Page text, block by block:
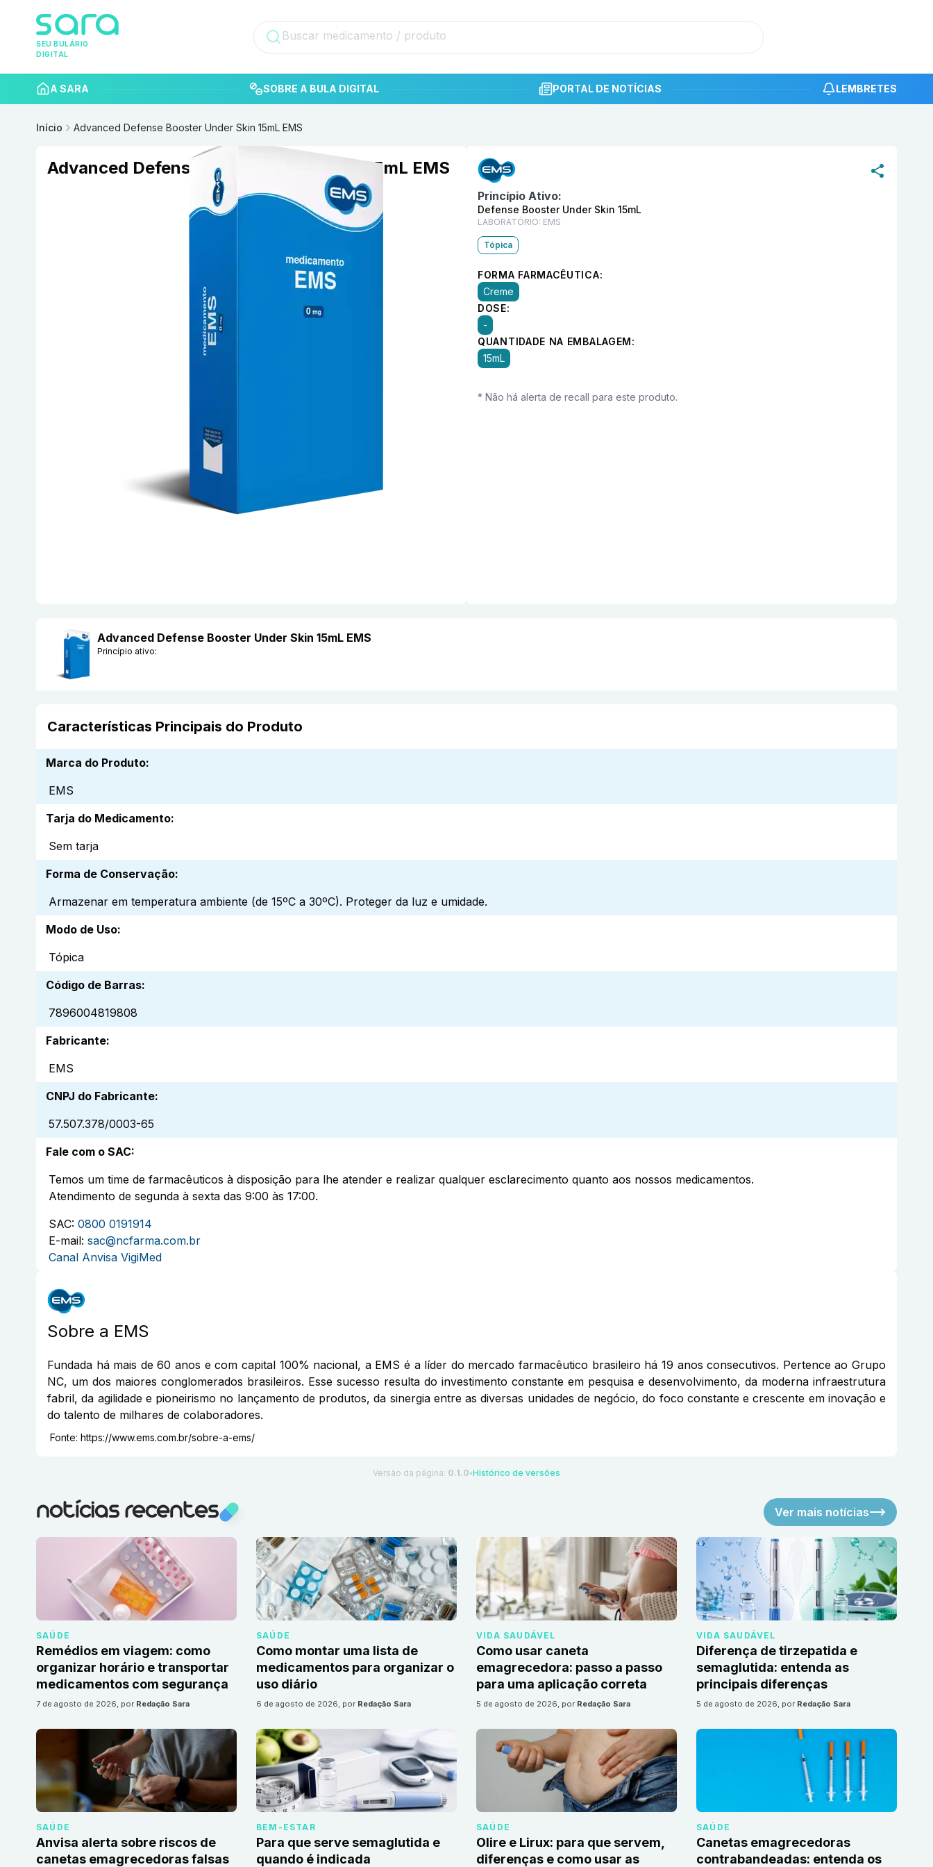
SEU BULÁRIO
DIGITAL
A SARA SOBRE A BULA DIGITAL PORTAL DE NOTÍCIAS LEMBRETES
Início Advanced Defense Booster Under Skin 15mL EMS
Advanced Defense Booster Under Skin 15mL EMS
Princípio Ativo:
Defense Booster Under Skin 15mL
LABORATÓRIO: EMS
Tópica
FORMA FARMACÊUTICA:
Creme
DOSE:
-
QUANTIDADE NA EMBALAGEM:
15mL
* Não há alerta de recall para este produto.
Advanced Defense Booster Under Skin 15mL EMS
Princípio ativo:
Características Principais do Produto
Marca do Produto:
EMS
Tarja do Medicamento:
Sem tarja
Forma de Conservação:
Armazenar em temperatura ambiente (de 15ºC a 30ºC). Proteger da luz e umidade.
Modo de Uso:
Tópica
Código de Barras:
7896004819808
Fabricante:
EMS
CNPJ do Fabricante:
57.507.378/0003-65
Fale com o SAC:
Temos um time de farmacêuticos à disposição para lhe atender e realizar qualquer esclarecimento quanto aos nossos medicamentos.
Atendimento de segunda à sexta das 9:00 às 17:00.
SAC: 0800 0191914
E-mail: sac@ncfarma.com.br
Canal Anvisa VigiMed
Sobre a EMS
Fundada há mais de 60 anos e com capital 100% nacional, a EMS é a líder do mercado farmacêutico brasileiro há 19 anos consecutivos. Pertence ao Grupo
NC, um dos maiores conglomerados brasileiros. Esse sucesso resulta do investimento constante em pesquisa e desenvolvimento, da moderna infraestrutura
fabril, da agilidade e pioneirismo no lançamento de produtos, da sinergia entre as diversas unidades de negócio, do foco constante e crescente em inovação e
do talento de milhares de colaboradores.
Fonte: https://www.ems.com.br/sobre-a-ems/
Versão da página: 0.1.0 ●Histórico de versões
notícias recentes Ver mais notícias
SAÚDE
Remédios em viagem: como
organizar horário e transportar
medicamentos com segurança
7 de agosto de 2026, por Redação Sara
SAÚDE
Como montar uma lista de
medicamentos para organizar o
uso diário
6 de agosto de 2026, por Redação Sara
VIDA SAUDÁVEL
Como usar caneta
emagrecedora: passo a passo
para uma aplicação correta
5 de agosto de 2026, por Redação Sara
VIDA SAUDÁVEL
Diferença de tirzepatida e
semaglutida: entenda as
principais diferenças
5 de agosto de 2026, por Redação Sara
SAÚDE
Anvisa alerta sobre riscos de
canetas emagrecedoras falsas
BEM-ESTAR
Para que serve semaglutida e
quando é indicada
SAÚDE
Olire e Lirux: para que servem,
diferenças e como usar as
SAÚDE
Canetas emagrecedoras
contrabandeadas: entenda os